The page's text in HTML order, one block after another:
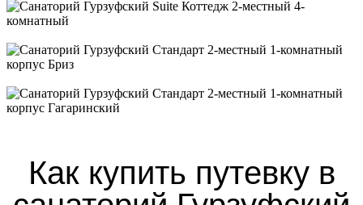
Как купить путевку в